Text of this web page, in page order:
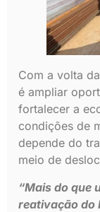
Com a volta
é ampliar
fortalecer a
condições de
depende do
meio de
“Mais do que
reativação do